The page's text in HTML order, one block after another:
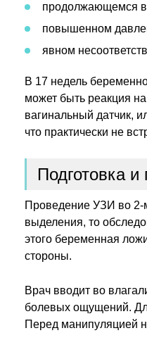
продолжающемся
повышенном
явном
В 17 недель
может быть реакция
вагинальный датчик,
что практически не
Подготовка
Проведение УЗИ во 2-
выделения, то
этого беременная
стороны.
Врач вводит во
болевых ощущений.
Перед манипуляцией